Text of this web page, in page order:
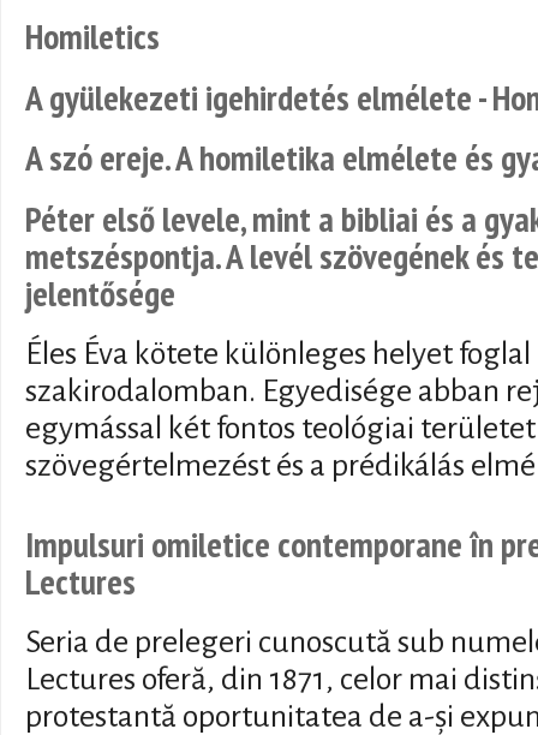
Homiletics
A gyülekezeti igehirdetés elmélete -
A szó ereje. A homiletika elmélete és
Péter első levele, mint a bibliai és a
metszéspontja. A levél szövegének és
jelentősége
Éles Éva kötete különleges helyet
szakirodalomban. Egyedisége abban
egymással két fontos teológiai
szövegértelmezést és a prédikálás
Impulsuri omiletice contemporane în
Lectures
Seria de prelegeri cunoscută sub
Lectures oferă, din 1871, celor mai
protestantă oportunitatea de a-și